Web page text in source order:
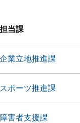
担当課
企業立地推進課
スポーツ推進課
障害者支援課